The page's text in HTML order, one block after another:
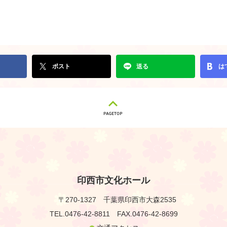
ポスト 送る は
印西市文化ホール
〒270-1327 千葉県印西市大森2535
TEL.0476-42-8811 FAX.0476-42-8699